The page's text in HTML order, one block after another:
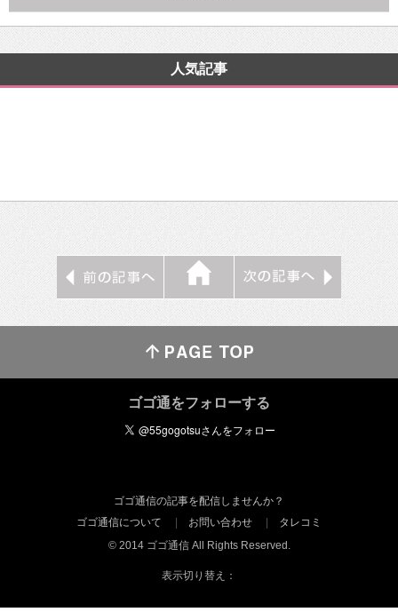
人気記事
ゴゴ通をフォローする
ゴゴ通信の記事を配信しませんか？
ゴゴ通信について
お問い合わせ
タレコミ
© 2014 ゴゴ通信 All Rights Reserved.
表示切り替え：